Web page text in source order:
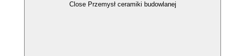
Close Przemysł ceramiki budowlanej